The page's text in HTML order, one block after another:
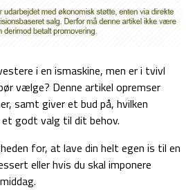
i en ismaskine, men er i tvivl
vælge? Denne artikel opremser
samt giver et bud på, hvilken
godt valg til dit behov.
for, at lave din helt egen is til en
eller hvis du skal imponere